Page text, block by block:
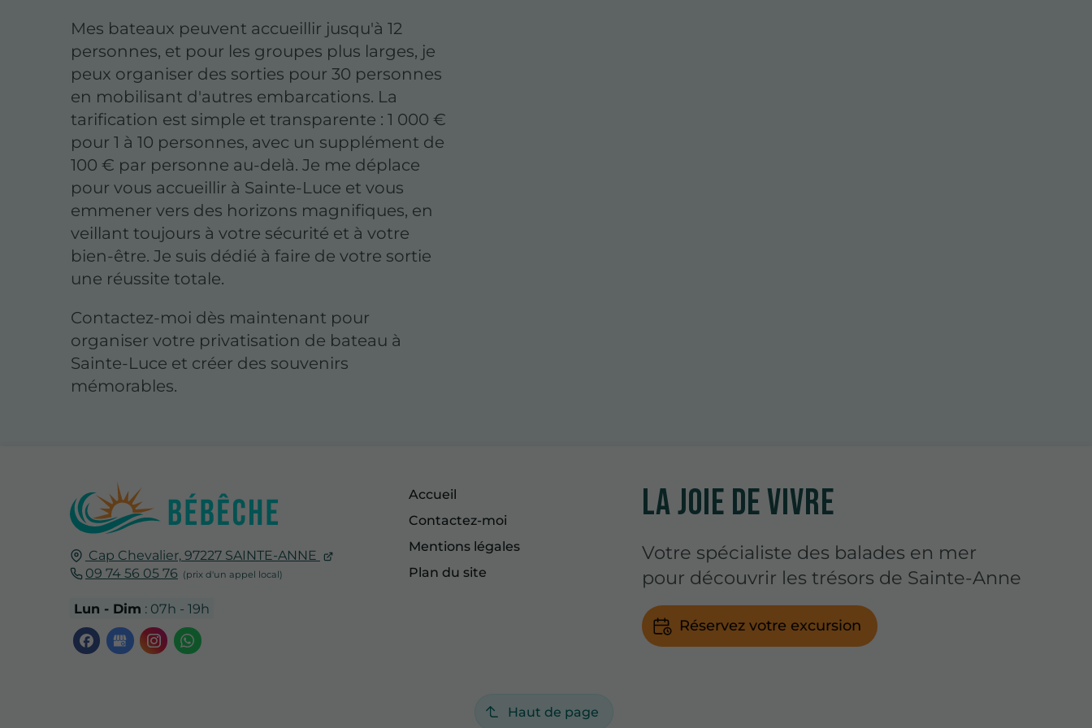
Mes bateaux peuvent accueillir jusqu'à 12
personnes, et pour les groupes plus larges, je
peux organiser des sorties pour 30 personnes
en mobilisant d'autres embarcations. La
tarification est simple et transparente : 1 000 €
pour 1 à 10 personnes, avec un supplément de
100 € par personne au-delà. Je me déplace
pour vous accueillir à Sainte-Luce et vous
emmener vers des horizons magnifiques, en
veillant toujours à votre sécurité et à votre
bien-être. Je suis dédié à faire de votre sortie
une réussite totale.
Contactez-moi dès maintenant pour
organiser votre privatisation de bateau à
Sainte-Luce et créer des souvenirs
mémorables.
Cap Chevalier, 97227 SAINTE-ANNE
09 74 56 05 76
Lun - Dim : 07h - 19h
Accueil
Contactez-moi
Mentions légales
Plan du site
LA JOIE DE VIVRE
Votre spécialiste des balades en mer
pour découvrir les trésors de Sainte-Anne
Réservez votre excursion
Haut de page